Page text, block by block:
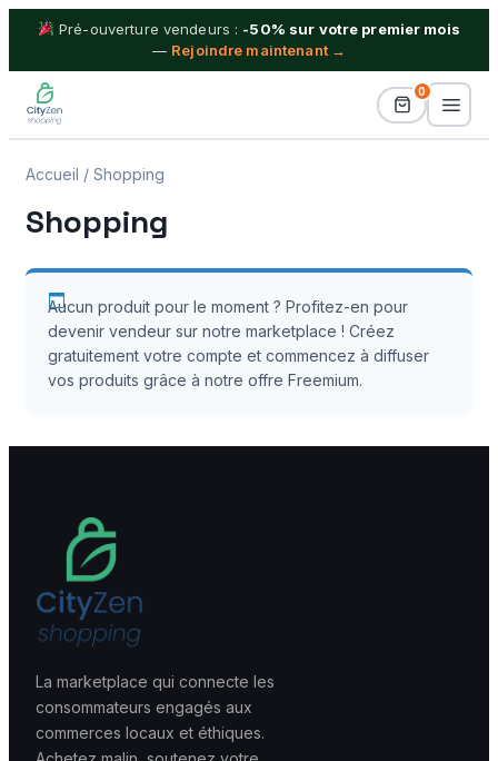
Pré-ouverture vendeurs : -50% sur votre premier mois
— Rejoindre maintenant →
0
Billetterie
Idées Cadeaux
Séjours & Vacances
Shopping
Accueil / Shopping
Shopping
Aucun produit pour le moment ? Profitez-en pour
devenir vendeur sur notre marketplace ! Créez
gratuitement votre compte et commencez à diffuser
vos produits grâce à notre offre Freemium.
La marketplace qui connecte les
consommateurs engagés aux
commerces locaux et éthiques.